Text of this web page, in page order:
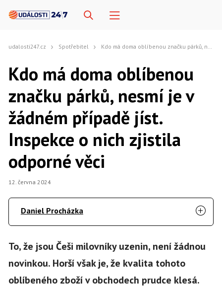
udalosti247.cz Spotřebitel Kdo má doma oblíbenou značku párků, nesmí je v žádném případě jíst. Inspekce o nich zjistila odporné věci
Kdo má doma oblíbenou
značku párků, nesmí je v
žádném případě jíst.
Inspekce o nich zjistila
odporné věci
12. června 2024
Daniel Procházka
To, že jsou Češi milovníky uzenin, není žádnou
novinkou. Horší však je, že kvalita tohoto
oblíbeného zboží v obchodech prudce klesá.